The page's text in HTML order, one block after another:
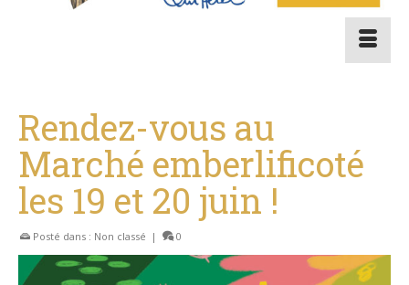
Rendez-vous au
Marché emberlificoté
les 19 et 20 juin !
Posté dans : Non classé | 0